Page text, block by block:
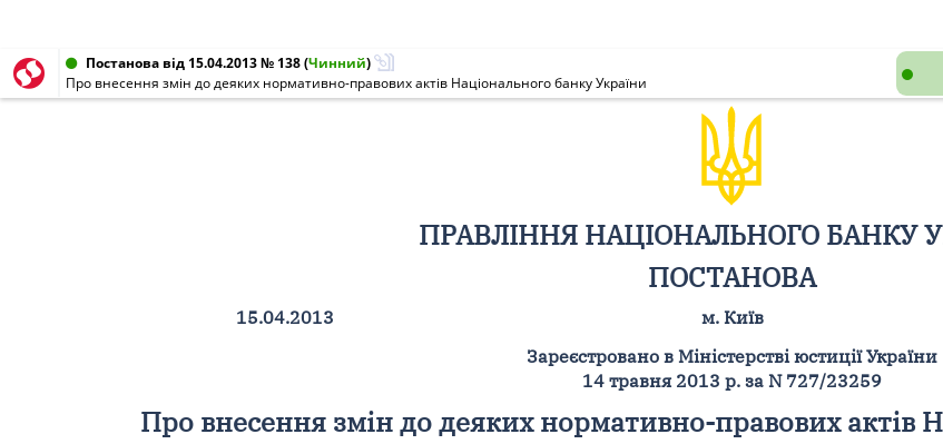
Постанова від 15.04.2013 № 138(Чинний)
Про внесення змін до деяких нормативно-правових актів Національного банку України